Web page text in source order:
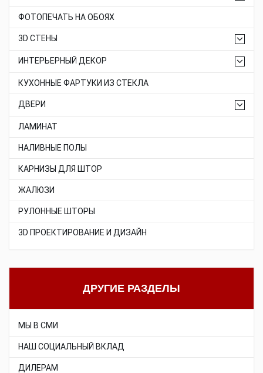
ФОТОПЕЧАТЬ НА ОБОЯХ
3D СТЕНЫ
ИНТЕРЬЕРНЫЙ ДЕКОР
КУХОННЫЕ ФАРТУКИ ИЗ СТЕКЛА
ДВЕРИ
ЛАМИНАТ
НАЛИВНЫЕ ПОЛЫ
КАРНИЗЫ ДЛЯ ШТОР
ЖАЛЮЗИ
РУЛОННЫЕ ШТОРЫ
3D ПРОЕКТИРОВАНИЕ И ДИЗАЙН
ДРУГИЕ РАЗДЕЛЫ
МЫ В СМИ
НАШ СОЦИАЛЬНЫЙ ВКЛАД
ДИЛЕРАМ